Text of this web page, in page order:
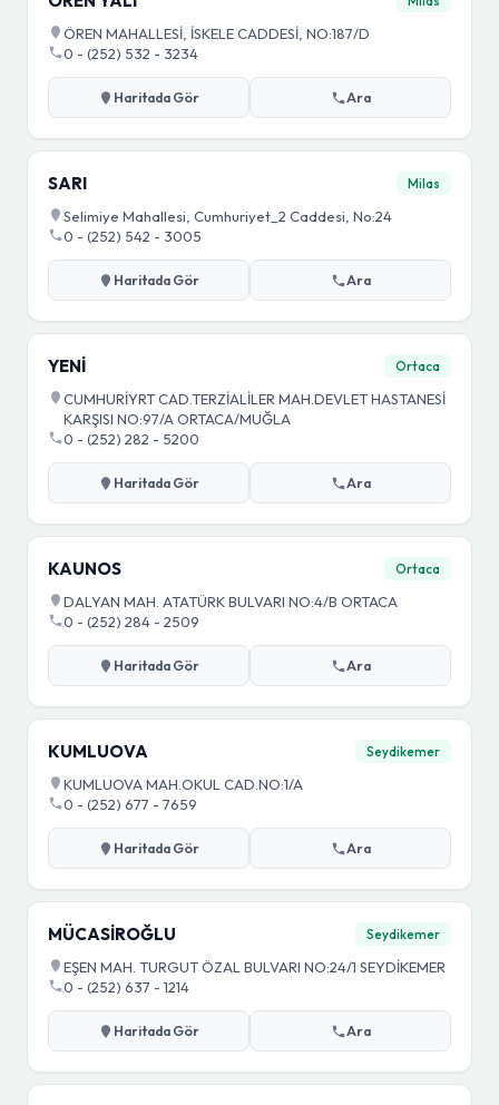
ÖREN MAHALLESİ, İSKELE CADDESİ, NO:187/D
0 - (252) 532 - 3234
Haritada Gör Ara
SARI Milas
Selimiye Mahallesi, Cumhuriyet_2 Caddesi, No:24
0 - (252) 542 - 3005
Haritada Gör Ara
YENİ Ortaca
CUMHURİYRT CAD.TERZİALİLER MAH.DEVLET HASTANESİ
KARŞISI NO:97/A ORTACA/MUĞLA
0 - (252) 282 - 5200
Haritada Gör Ara
KAUNOS Ortaca
DALYAN MAH. ATATÜRK BULVARI NO:4/B ORTACA
0 - (252) 284 - 2509
Haritada Gör Ara
KUMLUOVA Seydikemer
KUMLUOVA MAH.OKUL CAD.NO:1/A
0 - (252) 677 - 7659
Haritada Gör Ara
MÜCASİROĞLU Seydikemer
EŞEN MAH. TURGUT ÖZAL BULVARI NO:24/1 SEYDİKEMER
0 - (252) 637 - 1214
Haritada Gör Ara